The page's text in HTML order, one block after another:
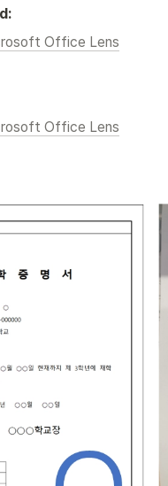
Office Lens
Office Lens